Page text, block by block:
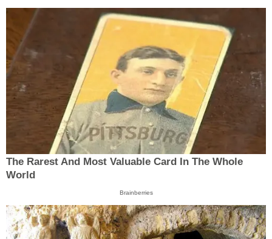
The Rarest And Most Valuable Card In The Whole
World
Brainberries